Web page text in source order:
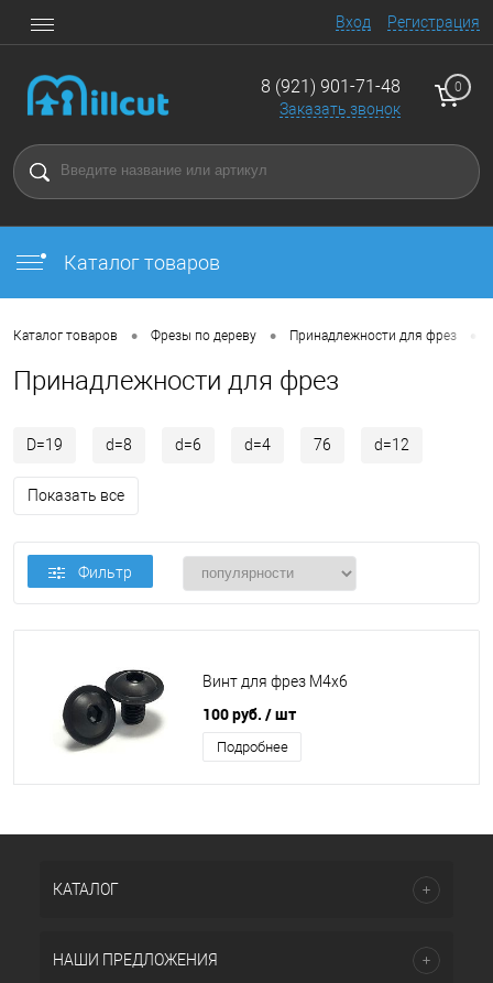
Вход Регистрация
8 (921) 901-71-48
Заказать звонок
0
Каталог товаров
Каталог товаров • Фрезы по дереву • Принадлежности для фрез
Принадлежности для фрез
D=19 d=8 d=6 d=4 76 d=12
Показать все
Фильтр
Винт для фрез M4x6
100 руб. / шт
Подробнее
КАТАЛОГ
НАШИ ПРЕДЛОЖЕНИЯ